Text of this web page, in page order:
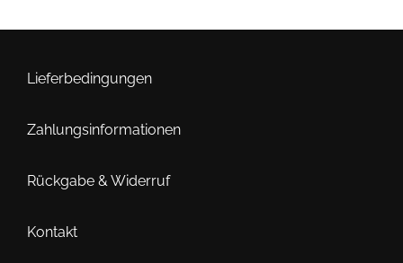
Lieferbedingungen
Zahlungsinformationen
Rückgabe & Widerruf
Kontakt